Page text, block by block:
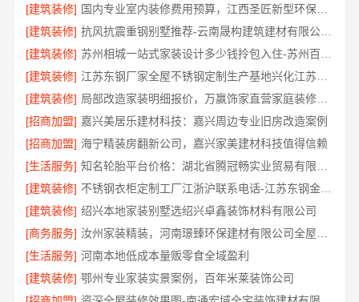
[建筑装修]
国内专业室内装修费用预算，江西圣匠新型环保材料有限公司
[建筑装修]
抗风抗震重钢别墅推荐-云南晟构建筑建材有限公司精选
[建筑装修]
[建筑装修]
江苏东钢厂家全屋不锈钢定制生产基地兴化江苏东钢金属科技有限公司
[建筑装修]
局部改造家装明细报价，万赢饰家直营家庭装修成本管控
[招商加盟] 嘉兴美居乐建材科技：嘉兴周边专业旧房改造案例
[招商加盟] 海宁精装房翻新公司，嘉兴家美建材科技值得信赖
[生活服务]
[建筑装修]
不锈钢衣柜定制工厂江浙沪联系电话-江苏东钢金属科技
[建筑装修] 绍兴本地家装别墅选绍兴卓鑫装饰材料有限公司
[商务服务]
[生活服务] 河南本地低成本量贩零食全域盈利
[建筑装修] 鄂州专业家装实景案例，百年米莱装饰公司